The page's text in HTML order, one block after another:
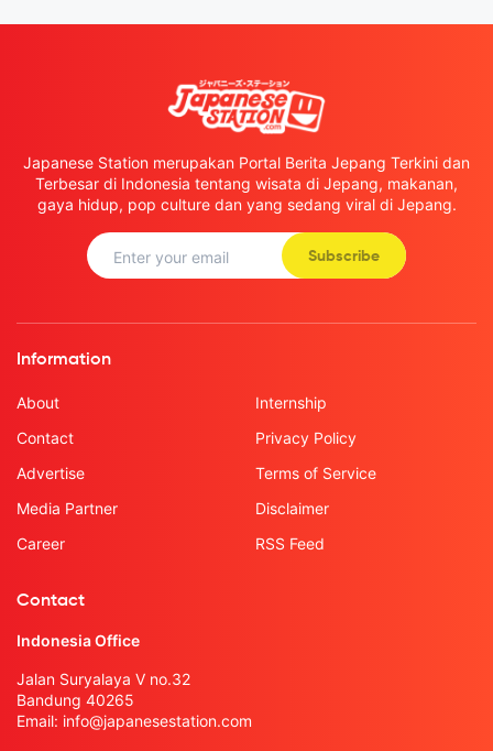
Japanese Station merupakan Portal Berita Jepang Terkini dan
Terbesar di Indonesia tentang wisata di Jepang, makanan,
gaya hidup, pop culture dan yang sedang viral di Jepang.
Subscribe
Information
About
Contact
Advertise
Media Partner
Career
Internship
Privacy Policy
Terms of Service
Disclaimer
RSS Feed
Contact
Indonesia Office
Jalan Suryalaya V no.32
Bandung 40265
Email: info@japanesestation.com